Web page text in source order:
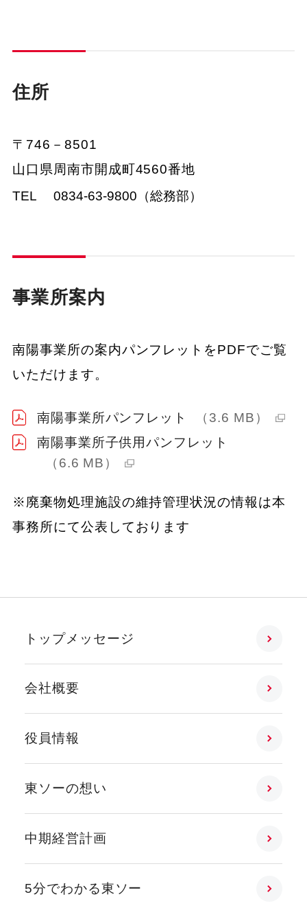
住所
〒746－8501
山口県周南市開成町4560番地
TEL
0834-63-9800（総務部）
事業所案内
南陽事業所の案内パンフレットをPDFでご覧
いただけます。
南陽事業所パンフレット
（3.6 MB）
南陽事業所子供用パンフレット
（6.6 MB）
※廃棄物処理施設の維持管理状況の情報は本
事務所にて公表しております
トップメッセージ
会社概要
役員情報
東ソーの想い
中期経営計画
5分でわかる東ソー